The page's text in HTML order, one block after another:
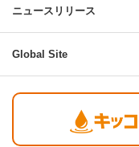
ニュースリリース
Global Site